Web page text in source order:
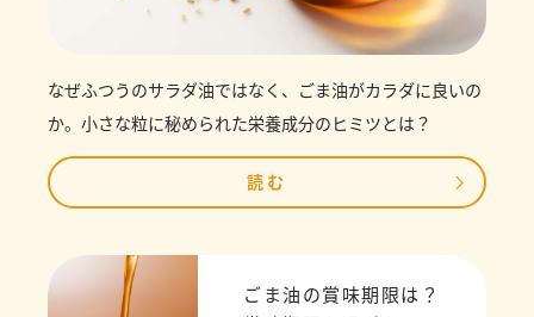
なぜふつうのサラダ油ではなく、ごま油がカラダに良いの
か。小さな粒に秘められた栄養成分のヒミツとは？
読む
ごま油の賞味期限は？